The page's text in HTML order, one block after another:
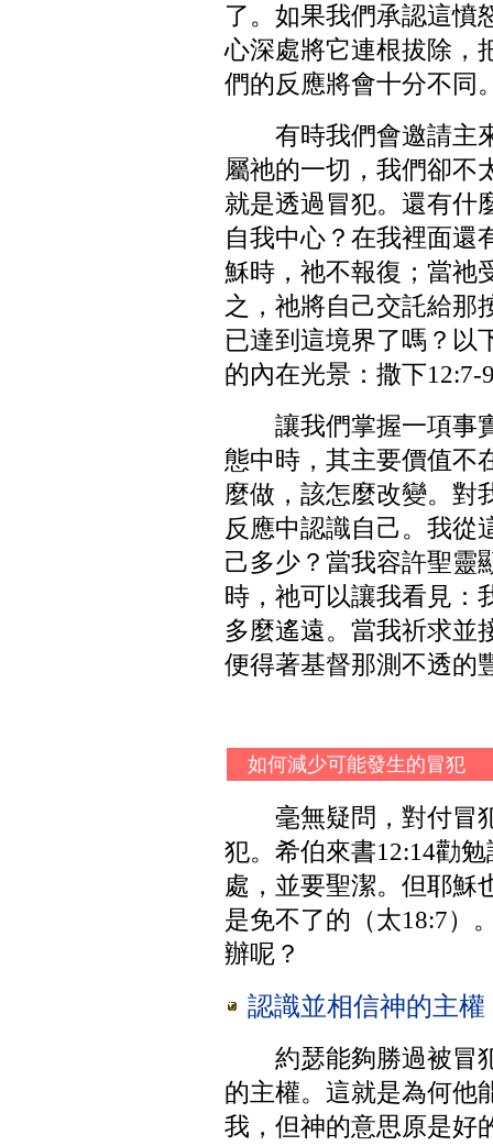
了。如果我們承認這憤
心深處將它連根拔除，
們的反應將會十分不同
有時我們會邀請主
屬祂的一切，我們卻不
就是透過冒犯。還有什
自我中心？在我裡面還
穌時，祂不報復；當祂
之，祂將自己交託給那
已達到這境界了嗎？以
的內在光景：撒下12:7-
讓我們掌握一項事
態中時，其主要價值不
麼做，該怎麼改變。對
反應中認識自己。我從
己多少？當我容許聖靈
時，祂可以讓我看見：
多麼遙遠。當我祈求並
便得著基督那測不透的
如何減少可能發生的冒犯
毫無疑問，對付冒
犯。希伯來書12:14勸
處，並要聖潔。但耶穌
是免不了的（太18:7）
辦呢？
認識並相信神的主權
約瑟能夠勝過被冒
的主權。這就是為何他
我，但神的意思原是好